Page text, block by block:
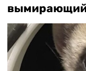
вымирающий